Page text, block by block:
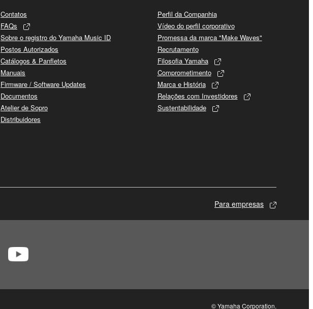
Contatos
FAQs
Sobre o registro do Yamaha Music ID
Postos Autorizados
Catálogos & Panfletos
Manuais
Firmware / Software Updates
Documentos
Atelier de Sopro
Distribuidores
Perfil da Companhia
Vídeo do perfil corporativo
Promessa da marca "Make Waves"
Recrutamento
Filosofia Yamaha
Comprometimento
Marca e História
Relações com Investidores
Sustentabilidade
Para empresas
© Yamaha Corporation.